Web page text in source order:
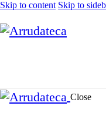
Skip to content Skip to
Close